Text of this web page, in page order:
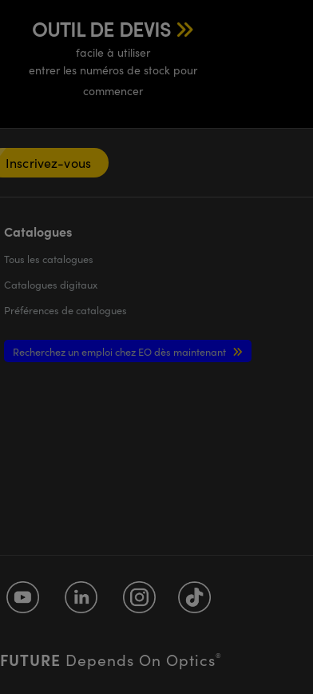
OUTIL DE DEVIS
facile à utiliser
entrer les numéros de stock pour
commencer
Inscrivez-vous
Catalogues
Tous les catalogues
Catalogues digitaux
Préférences de catalogues
Recherchez un emploi chez EO dès maintenant
FUTURE Depends On Optics®